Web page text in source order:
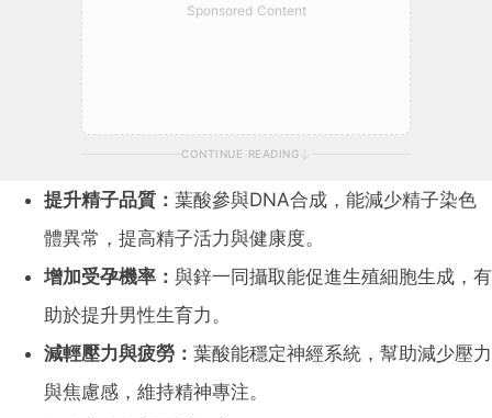
Sponsored Content
CONTINUE READING
提升精子品質： 葉酸參與DNA合成，能減少精子染色
體異常，提高精子活力與健康度。
增加受孕機率： 與鋅一同攝取能促進生殖細胞生成，有
助於提升男性生育力。
減輕壓力與疲勞： 葉酸能穩定神經系統，幫助減少壓力
與焦慮感，維持精神專注。